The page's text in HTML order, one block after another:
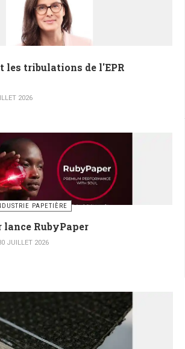
les tribulations de l'EPR
2026
PAPETIÈRE
RubyPaper
JUILLET 2026